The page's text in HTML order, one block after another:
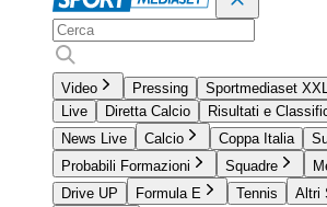
Video Pressing Sportmediaset
Live
Diretta Calcio
Risultati e
News Live
Calcio Coppa Italia
Probabili Formazioni
Squadre
Drive UP
Formula E Tennis Altri